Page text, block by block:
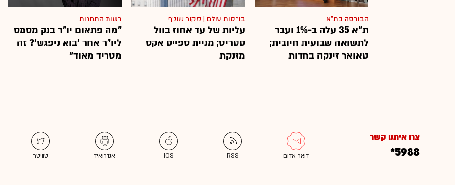
הבורסה בת"א
ת"א 35 עלה ב-1% ועבר
לתשואה שבועית חיובית;
טאואר זינקה בחדות
בורסות עולם | סיקור שוטף
עליות של עד אחוז בוול
סטריט; מניית ספייס אקס
מזנקת
רשות התחרות
"מה פתאום יו"ר בנק מסמס
ליו"ר אחר 'בוא ניפגש'? זה
מטריד מאוד"
צרו איתנו קשר
*5988